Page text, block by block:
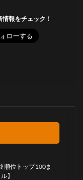
報をチェック！
順位トップ100ま
】